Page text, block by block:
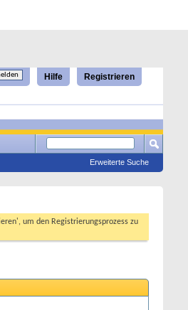
Registrieren
Hilfe
Erweiterte Suche
um den Registrierungsprozess zu